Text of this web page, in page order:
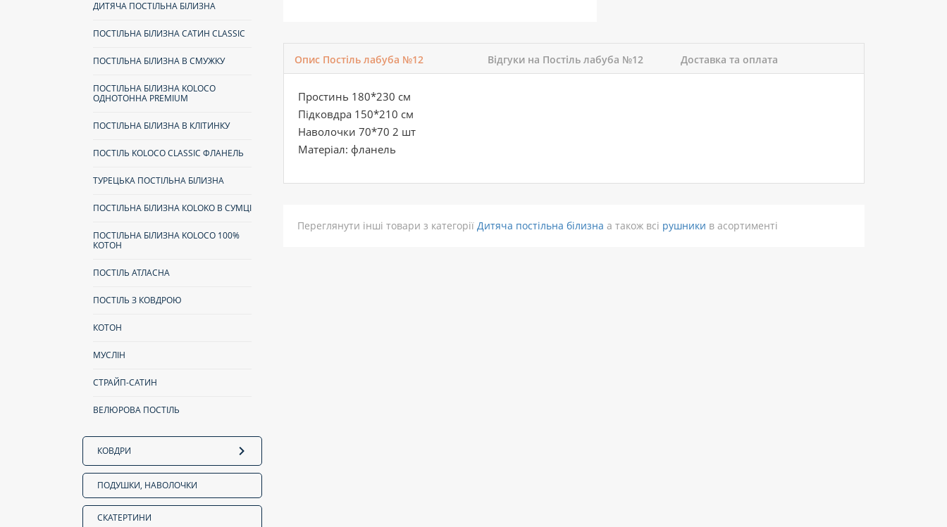
ДИТЯЧА ПОСТІЛЬНА БІЛИЗНА
ПОСТІЛЬНА БІЛИЗНА САТИН CLASSIC
ПОСТІЛЬНА БІЛИЗНА В СМУЖКУ
ПОСТІЛЬНА БІЛИЗНА KOLOCO
ОДНОТОННА PREMIUM
ПОСТІЛЬНА БІЛИЗНА В КЛІТИНКУ
ПОСТІЛЬ KOLOCO CLASSIC ФЛАНЕЛЬ
ТУРЕЦЬКА ПОСТІЛЬНА БІЛИЗНА
ПОСТІЛЬНА БІЛИЗНА КOLOKO В СУМЦІ
ПОСТІЛЬНА БІЛИЗНА KOLOCO 100%
КОТОН
ПОСТІЛЬ АТЛАСНА
ПОСТІЛЬ З КОВДРОЮ
КОТОН
МУСЛІН
СТРАЙП-САТИН
ВЕЛЮРОВА ПОСТІЛЬ
КОВДРИ
ПОДУШКИ, НАВОЛОЧКИ
СКАТЕРТИНИ
Опис Постіль лабуба №12 Відгуки на Постіль лабуба №12 Доставка та оплата
Простинь 180*230 см
Підковдра 150*210 см
Наволочки 70*70 2 шт
Матеріал: фланель
Переглянути інші товари з категорії Дитяча постільна білизна а також всі рушники в асортименті